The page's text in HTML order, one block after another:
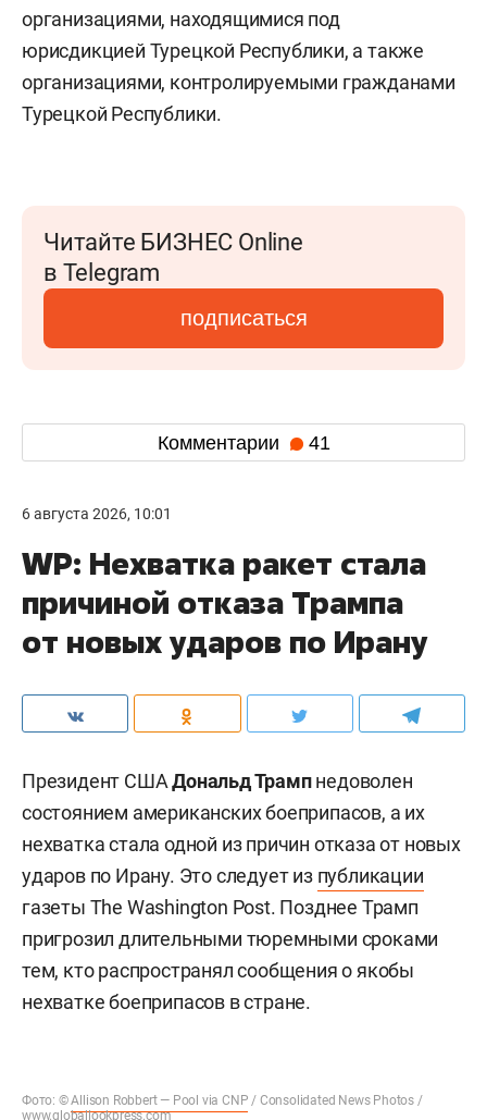
организациями, находящимися под
юрисдикцией Турецкой Республики, а также
организациями, контролируемыми гражданами
Турецкой Республики.
Читайте БИЗНЕС Online
в Telegram
подписаться
Комментарии 41
6 августа 2026, 10:01
WP: Нехватка ракет стала
причиной отказа Трампа
от новых ударов по Ирану
Президент СШАДональд Трампнедоволен
состоянием американских боеприпасов, а их
нехватка стала одной из причин отказа от новых
ударов по Ирану. Это следует из публикации
газеты The Washington Post. Позднее Трамп
пригрозил длительными тюремными сроками
тем, кто распространял сообщения о якобы
нехватке боеприпасов в стране.
Фото: ©Allison Robbert — Pool via CNP / Consolidated News Photos /
www.globallookpress.com